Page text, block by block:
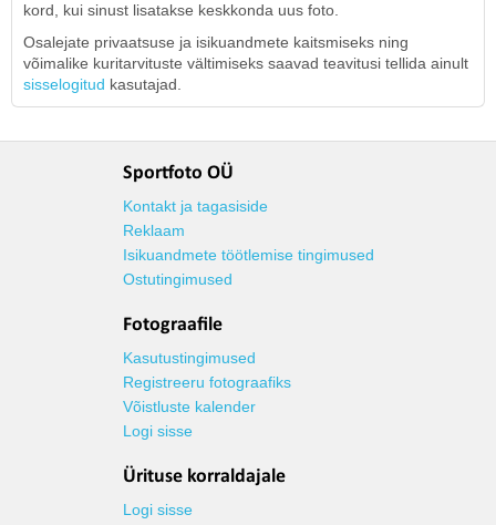
kord, kui sinust lisatakse keskkonda uus foto.
Osalejate privaatsuse ja isikuandmete kaitsmiseks ning
võimalike kuritarvituste vältimiseks saavad teavitusi tellida ainult
sisselogitud kasutajad.
Sportfoto OÜ
Kontakt ja tagasiside
Reklaam
Isikuandmete töötlemise tingimused
Ostutingimused
Fotograafile
Kasutustingimused
Registreeru fotograafiks
Võistluste kalender
Logi sisse
Ürituse korraldajale
Logi sisse